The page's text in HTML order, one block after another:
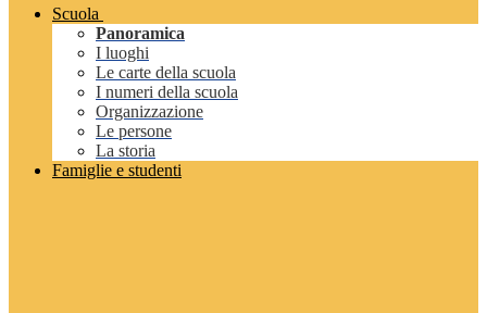
Scuola
Panoramica
I luoghi
Le carte della scuola
I numeri della scuola
Organizzazione
Le persone
La storia
Famiglie e studenti